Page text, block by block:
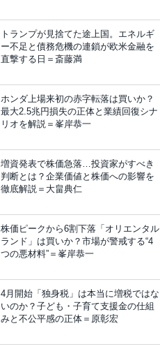
トランプが見捨てた途上国。エネルギ
ー不足と債務危機の連鎖が欧米金融を
直撃する日＝斎藤満
ホンダ上場来初の赤字転落は買いか？
最大2.5兆円損失の正体と業績回復シナ
リオを解説＝峯岸恭一
増資発表で株価急落…投資家がすべき
判断とは？企業価値と株価への影響を
徹底解説＝大畠典仁
株価ピークから6割下落「オリエンタル
ランド」は買いか？市場が警戒する“4
つの悪材料”＝峯岸恭一
4月開始「独身税」は本当に増税ではな
いのか？子ども・子育て支援金の仕組
みと不公平感の正体＝原彰宏